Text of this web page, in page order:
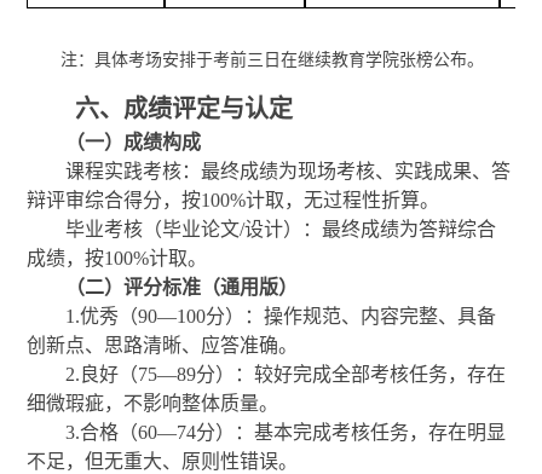
注：具体考场安排于考前三日在继续教育学院张榜公布。
六、成绩评定与认定
（一）成绩构成
课程实践考核：最终成绩为现场考核、实践成果、答
辩评审综合得分，按100%计取，无过程性折算。
毕业考核（毕业论文/设计）：最终成绩为答辩综合
成绩，按100%计取。
（二）评分标准（通用版）
1.优秀（90—100分）：操作规范、内容完整、具备
创新点、思路清晰、应答准确。
2.良好（75—89分）：较好完成全部考核任务，存在
细微瑕疵，不影响整体质量。
3.合格（60—74分）：基本完成考核任务，存在明显
不足，但无重大、原则性错误。